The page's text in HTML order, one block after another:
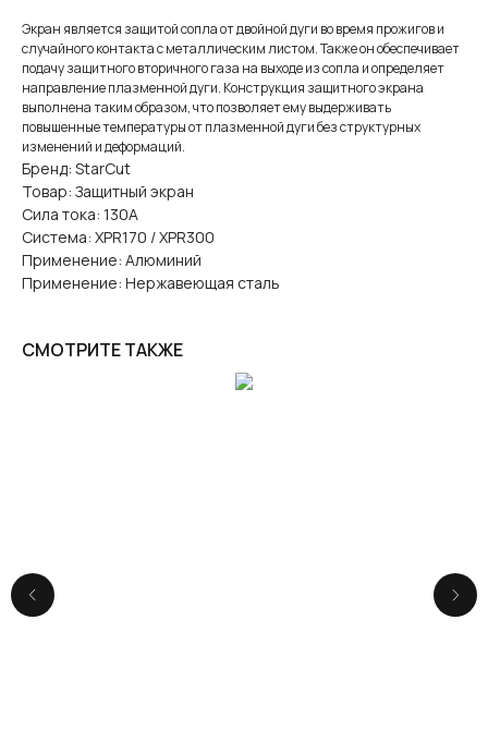
Экран является защитой сопла от двойной дуги во время прожигов и
случайного контакта с металлическим листом. Также он обеспечивает
подачу защитного вторичного газа на выходе из сопла и определяет
направление плазменной дуги. Конструкция защитного экрана
выполнена таким образом, что позволяет ему выдерживать
повышенные температуры от плазменной дуги без структурных
изменений и деформаций.
Бренд: StarCut
Товар: Защитный экран
Сила тока: 130А
Система: XPR170 / XPR300
Применение: Алюминий
Применение: Нержавеющая сталь
СМОТРИТЕ ТАКЖЕ